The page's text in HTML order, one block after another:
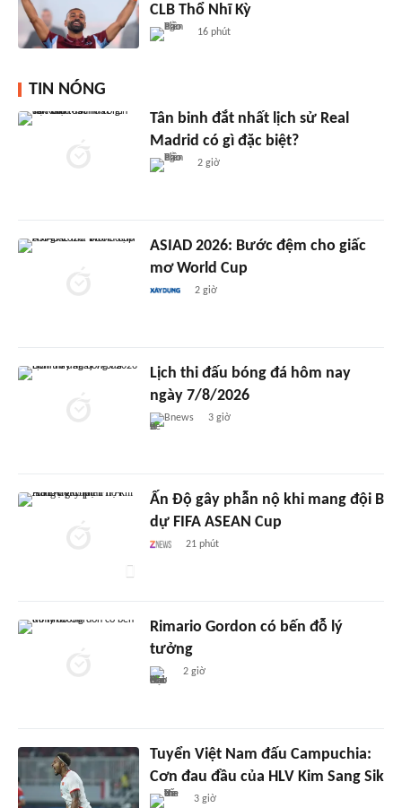
CLB Thổ Nhĩ Kỳ
16 phút
TIN NÓNG
Tân binh đắt nhất lịch sử Real
Madrid có gì đặc biệt?
2 giờ
ASIAD 2026: Bước đệm cho giấc
mơ World Cup
2 giờ
Lịch thi đấu bóng đá hôm nay
ngày 7/8/2026
Bnews 3 giờ
Ấn Độ gây phẫn nộ khi mang đội B
dự FIFA ASEAN Cup
21 phút
Rimario Gordon có bến đỗ lý
tưởng
2 giờ
Tuyển Việt Nam đấu Campuchia:
Cơn đau đầu của HLV Kim Sang Sik
3 giờ